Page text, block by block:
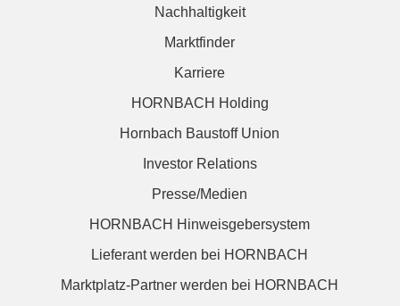
Nachhaltigkeit
Marktfinder
Karriere
HORNBACH Holding
Hornbach Baustoff Union
Investor Relations
Presse/Medien
HORNBACH Hinweisgebersystem
Lieferant werden bei HORNBACH
Marktplatz-Partner werden bei HORNBACH